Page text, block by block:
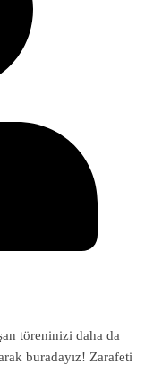
töreninizi daha da
buradayız! Zarafeti